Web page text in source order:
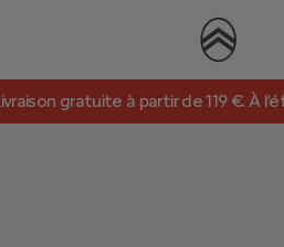
gratuite à partir de 119 €. À